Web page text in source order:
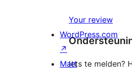
beoordeling
sterren
beoordeling
Your review
Iets te melden?
WordPress.com
↗
Matt